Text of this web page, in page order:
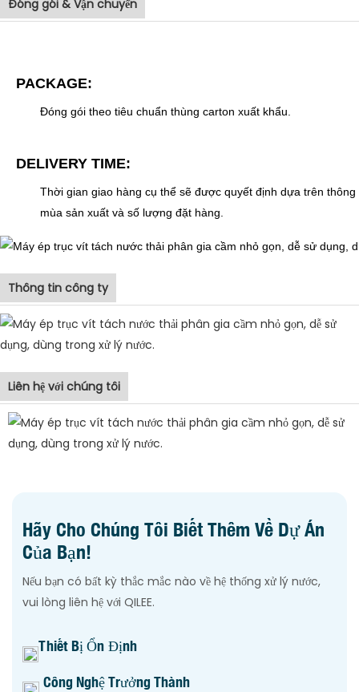
Đóng gói & Vận chuyển
PACKAGE:
Đóng gói theo tiêu chuẩn thùng carton xuất khẩu.
DELIVERY TIME:
Thời gian giao hàng cụ thể sẽ được quyết định dựa trên
mùa sản xuất và số lượng đặt hàng.
Thông tin công ty
Liên hệ với chúng tôi
Hãy Cho Chúng Tôi Biết Thêm Về Dự Án
Của Bạn!
Nếu bạn có bất kỳ thắc mắc nào về hệ thống xử lý nước,
vui lòng liên hệ với QILEE.
Thiết Bị Ổn Định
Công Nghệ Trưởng Thành